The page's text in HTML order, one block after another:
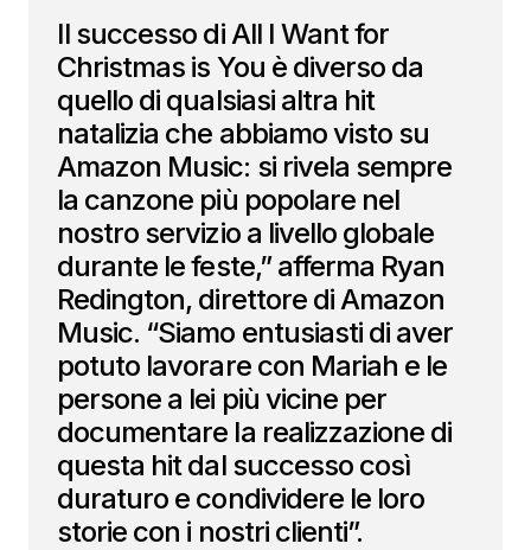
Il successo di All I Want for
Christmas is You è diverso da
quello di qualsiasi altra hit
natalizia che abbiamo visto su
Amazon Music: si rivela sempre
la canzone più popolare nel
nostro servizio a livello globale
durante le feste,” afferma Ryan
Redington, direttore di Amazon
Music. “Siamo entusiasti di aver
potuto lavorare con Mariah e le
persone a lei più vicine per
documentare la realizzazione di
questa hit dal successo così
duraturo e condividere le loro
storie con i nostri clienti”.